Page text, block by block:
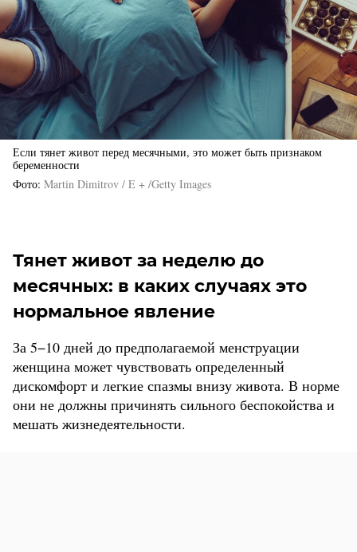
Если тянет живот перед месячными, это может быть признаком
беременности
Фото Martin Dimitrov / E + /Getty Images
Тянет живот за неделю до
месячных: в каких случаях это
нормальное явление
За 5−10 дней до предполагаемой менструации
женщина может чувствовать определенный
дискомфорт и легкие спазмы внизу живота. В норме
они не должны причинять сильного беспокойства и
мешать жизнедеятельности.